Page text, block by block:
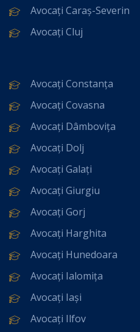
Avocați Caraș-Severin
Avocați Cluj
Avocați Constanța
Avocați Covasna
Avocați Dâmbovița
Avocați Dolj
Avocați Galați
Avocați Giurgiu
Avocați Gorj
Avocați Harghita
Avocați Hunedoara
Avocați Ialomița
Avocați Iași
Avocați Ilfov